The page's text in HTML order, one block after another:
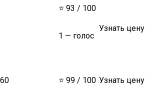
⭐ 93 / 100
1 — голос
Узнать цену
⭐ 99 / 100 Узнать цену